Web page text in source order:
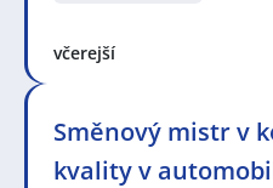
včerejší
Směnový mistr v
kvality v